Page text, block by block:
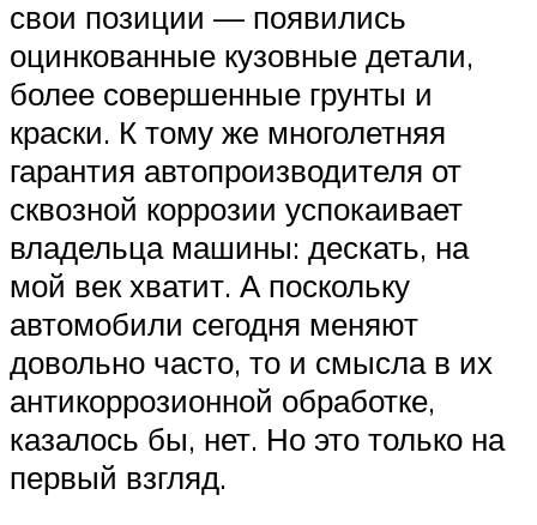
свои позиции — появились
оцинкованные кузовные детали,
более совершенные грунты и
краски. К тому же многолетняя
гарантия автопроизводителя от
сквозной коррозии успокаивает
владельца машины: дескать, на
мой век хватит. А поскольку
автомобили сегодня меняют
довольно часто, то и смысла в их
антикоррозионной обработке,
казалось бы, нет. Но это только на
первый взгляд.